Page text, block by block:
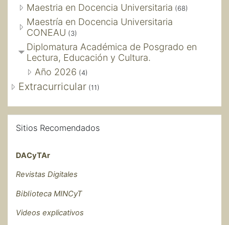
Maestria en Docencia Universitaria (68)
Maestría en Docencia Universitaria
CONEAU (3)
Diplomatura Académica de Posgrado en
Lectura, Educación y Cultura.
Año 2026 (4)
Extracurricular (11)
Sitios Recomendados
DACyTAr
Revistas Digitales
Biblioteca MINCyT
Videos explicativos